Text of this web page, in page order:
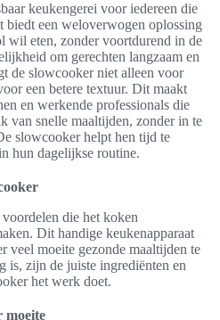
keukengerei voor iedereen die
biedt een weloverwogen oplossing
wil eten, zonder voortdurend in de
om gerechten langzaam en
de slowcooker niet alleen voor
een betere textuur. Dit maakt
en werkende professionals die
van snelle maaltijden, zonder in te
slowcooker helpt hen tijd te
hun dagelijkse routine.
die het koken
Dit handige keukenapparaat
veel moeite gezonde maaltijden te
is, zijn de juiste ingrediënten en
het werk doet.
moeite